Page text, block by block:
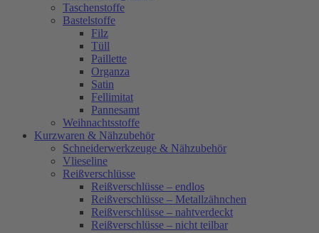
Taschenstoffe
Bastelstoffe
Filz
Tüll
Paillette
Organza
Satin
Fellimitat
Pannesamt
Weihnachtsstoffe
Kurzwaren & Nähzubehör
Schneiderwerkzeuge & Nähzubehör
Vlieseline
Reißverschlüsse
Reißverschlüsse – endlos
Reißverschlüsse – Metallzähnchen
Reißverschlüsse – nahtverdeckt
Reißverschlüsse – nicht teilbar